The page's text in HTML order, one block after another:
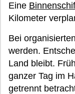
Eine
Kilometer
Bei
werden.
Land bleibt.
ganzer Tag im
getrennt